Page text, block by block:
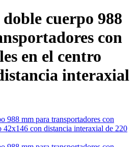
cuerpo 988
con
en el centro
interaxial